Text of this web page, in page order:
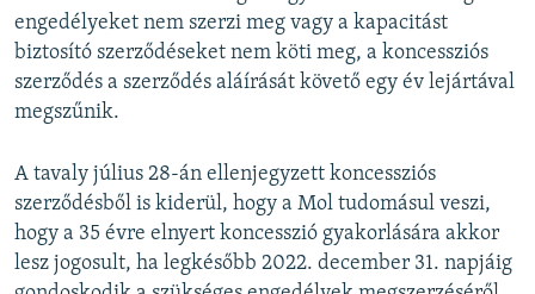
engedélyeket nem szerzi meg vagy a kapacitást
biztosító szerződéseket nem köti meg, a koncessziós
szerződés a szerződés aláírását követő egy év lejártával
megszűnik.
A tavaly július 28-án ellenjegyzett koncessziós
szerződésből is kiderül, hogy a Mol tudomásul veszi,
hogy a 35 évre elnyert koncesszió gyakorlására akkor
lesz jogosult, ha legkésőbb 2022. december 31. napjáig